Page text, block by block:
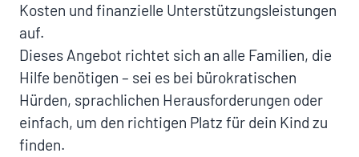
Kosten und finanzielle Unterstützungsleistungen
auf.
Dieses Angebot richtet sich an alle Familien, die
Hilfe benötigen – sei es bei bürokratischen
Hürden, sprachlichen Herausforderungen oder
einfach, um den richtigen Platz für dein Kind zu
finden.